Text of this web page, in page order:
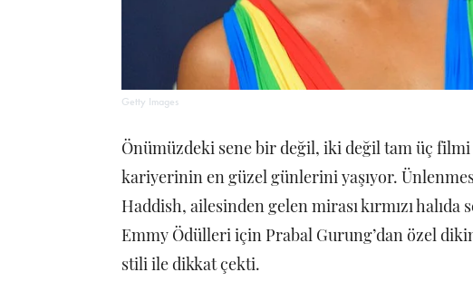
Getty Images
Önümüzdeki sene bir değil, iki değil tam üç
kariyerinin en güzel günlerini yaşıyor.
Haddish, ailesinden gelen mirası kırmızı
Emmy Ödülleri için Prabal Gurung’dan özel
stili ile dikkat çekti.